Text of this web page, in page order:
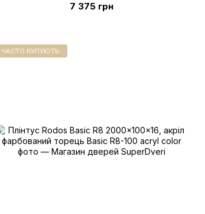
7 375 грн
ЧАСТО КУПУЮТЬ